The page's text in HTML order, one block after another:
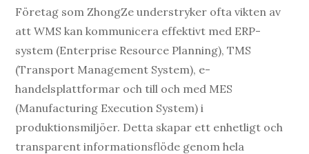
Företag som ZhongZe understryker ofta vikten av
att WMS kan kommunicera effektivt med ERP-
system (Enterprise Resource Planning), TMS
(Transport Management System), e-
handelsplattformar och till och med MES
(Manufacturing Execution System) i
produktionsmiljöer. Detta skapar ett enhetligt och
transparent informationsflöde genom hela